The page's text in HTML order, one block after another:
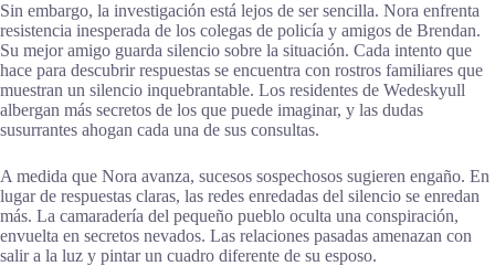
Sin embargo, la investigación está lejos de ser sencilla. Nora enfrenta
resistencia inesperada de los colegas de policía y amigos de Brendan.
Su mejor amigo guarda silencio sobre la situación. Cada intento que
hace para descubrir respuestas se encuentra con rostros familiares que
muestran un silencio inquebrantable. Los residentes de Wedeskyull
albergan más secretos de los que puede imaginar, y las dudas
susurrantes ahogan cada una de sus consultas.
A medida que Nora avanza, sucesos sospechosos sugieren engaño. En
lugar de respuestas claras, las redes enredadas del silencio se enredan
más. La camaradería del pequeño pueblo oculta una conspiración,
envuelta en secretos nevados. Las relaciones pasadas amenazan con
salir a la luz y pintar un cuadro diferente de su esposo.